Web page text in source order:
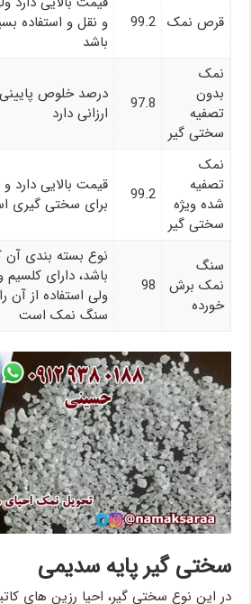
قرص نمک 99.2
و نقل و استفاده
باشد
نمک
بدون
تصفیه
سختی گیر
97.8
درصد خلوص
ارزانی دارد
نمک
تصفیه
شده ویژه
سختی گیر
99.2
قیمت بالایی دارد
برای سختی گیری
سنگ
نمک برش
خورده
98
نوع بسته بندی آن
باشد، دارای
ولی استفاده از آن
سنگ نمک است
سختی گیر پایه سدیمی
در این نوع سختی گیر، احیا رزین های